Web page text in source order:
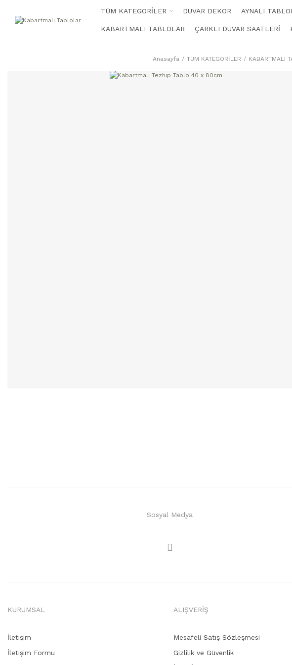
TÜM KATEGORİLER DUVAR DEKOR AYNALI
KABARTMALI TABLOLAR ÇARKLI DUVAR SAATLERİ
Anasayfa TÜM KATEGORİLER KABARTMALI
Sosyal Medya
KURUMSAL
İletişim
İletişim Formu
ALIŞVERİŞ
Mesafeli Satış Sözleşmesi
Gizlilik ve Güvenlik